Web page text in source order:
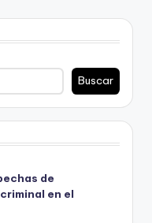
Buscar
de
en el